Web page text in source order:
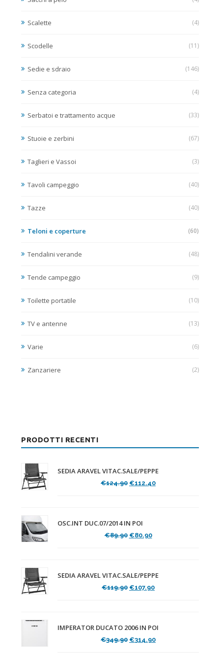
Scalette (4)
Scodelle (11)
Sedie e sdraio (146)
Senza categoria (4)
Serbatoi e trattamento acque (33)
Stuoie e zerbini (67)
Taglieri e Vassoi (3)
Tavoli campeggio (40)
Tazze (40)
Teloni e coperture (60)
Tendalini verande (48)
Tende campeggio (9)
Toilette portatile (10)
TV e antenne (13)
Varie (6)
Zanzariere (2)
PRODOTTI RECENTI
SEDIA ARAVEL VITAC.SALE/PEPPE
€124.90 Il
€124.90.
€112.40Il
OSC.INT DUC.07/2014 IN POI
€89.90 Il
€89.90.
€80.90Il
€80.90.
SEDIA ARAVEL VITAC.SALE/PEPPE
€119.90 Il
€119.90.
€107.90Il
€107.90.
IMPERATOR DUCATO 2006 IN POI
€349.90 Il
€314.90Il